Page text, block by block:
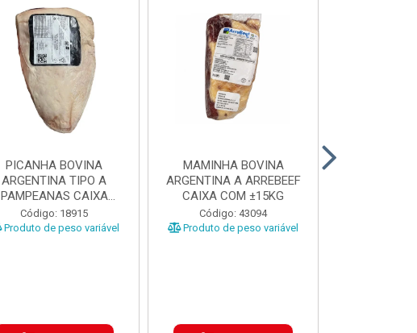
PICANHA BOVINA
ARGENTINA TIPO A
PAMPEANAS CAIXA
±20KG PEÇAS ...
Código: 18915
Produto de peso variável
MAMINHA BOVINA
ARGENTINA A ARREBEEF
CAIXA COM ±15KG
Código: 43094
Produto de peso variável